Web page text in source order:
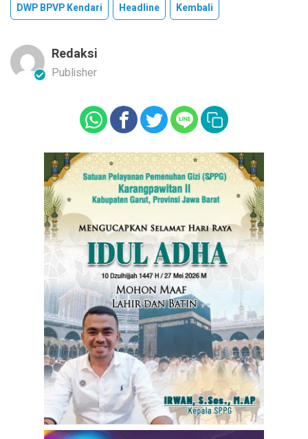
DWP BPVP Kendari
Headline Kembali
Redaksi
Publisher